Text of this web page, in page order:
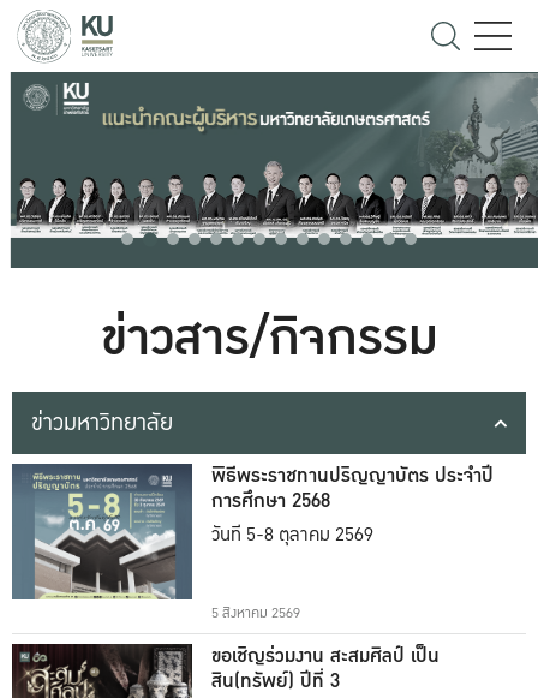
ข่าวสาร/กิจกรรม
ข่าวมหาวิทยาลัย
พิธีพระราชทานปริญญาบัตร ประจำปี
การศึกษา 2568
วันที่ 5-8 ตุลาคม 2569
5 สิงหาคม 2569
ขอเชิญร่วมงาน สะสมศิลป์ เป็น
สิน(ทรัพย์) ปีที่ 3